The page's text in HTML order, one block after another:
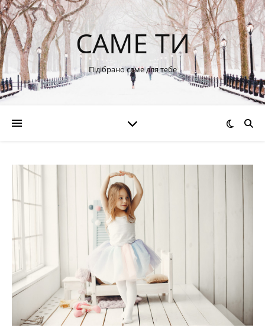
САМЕ ТИ
Підібрано саме для тебе